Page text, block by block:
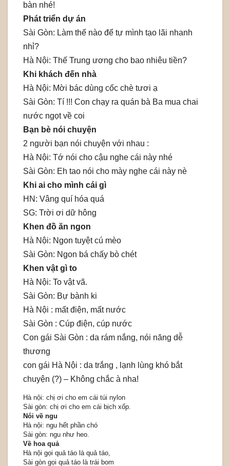
bàn nhé!
Phát triển dự án
Sài Gòn: Làm thế nào để tự mình tạo lãi nhanh
nhỉ?
Hà Nội: Thế Trung ương cho bao nhiêu tiền?
Khi khách đến nhà
Hà Nội: Mời bác dùng cốc chè tươi ạ
Sài Gòn: Tí !!! Con chạy ra quán bà Ba mua chai
nước ngọt về coi
Bạn bè nói chuyện
2 người bạn nói chuyện với nhau :
Hà Nội: Tớ nói cho cậu nghe cái này nhé
Sài Gòn: Eh tao nói cho mày nghe cái này nè
Khi ai cho mình cái gì
HN: Vâng quí hóa quá
SG: Trời ơi dữ hông
Khen đồ ăn ngon
Hà Nội: Ngon tuyệt cú mèo
Sài Gòn: Ngon bá chấy bò chét
Khen vật gì to
Hà Nội: To vật vã.
Sài Gòn: Bự bành ki
Hà Nội : mất điện, mất nước
Sài Gòn : Cúp điện, cúp nước
Con gái Sài Gòn : da rám nắng, nói năng dễ
thương
con gái Hà Nội : da trắng , lạnh lùng khó bắt
chuyện (?) – Không chắc à nha!
Hà nội: chị ơi cho em cái túi nylon
Sài gòn: chị ơi cho em cái bịch xốp.
Nói về ngu
Hà nội: ngu hết phần chó
Sài gòn: ngu như heo.
Về hoa quả
Hà nội gọi quả táo là quả táo,
Sài gòn gọi quả táo là trái bom